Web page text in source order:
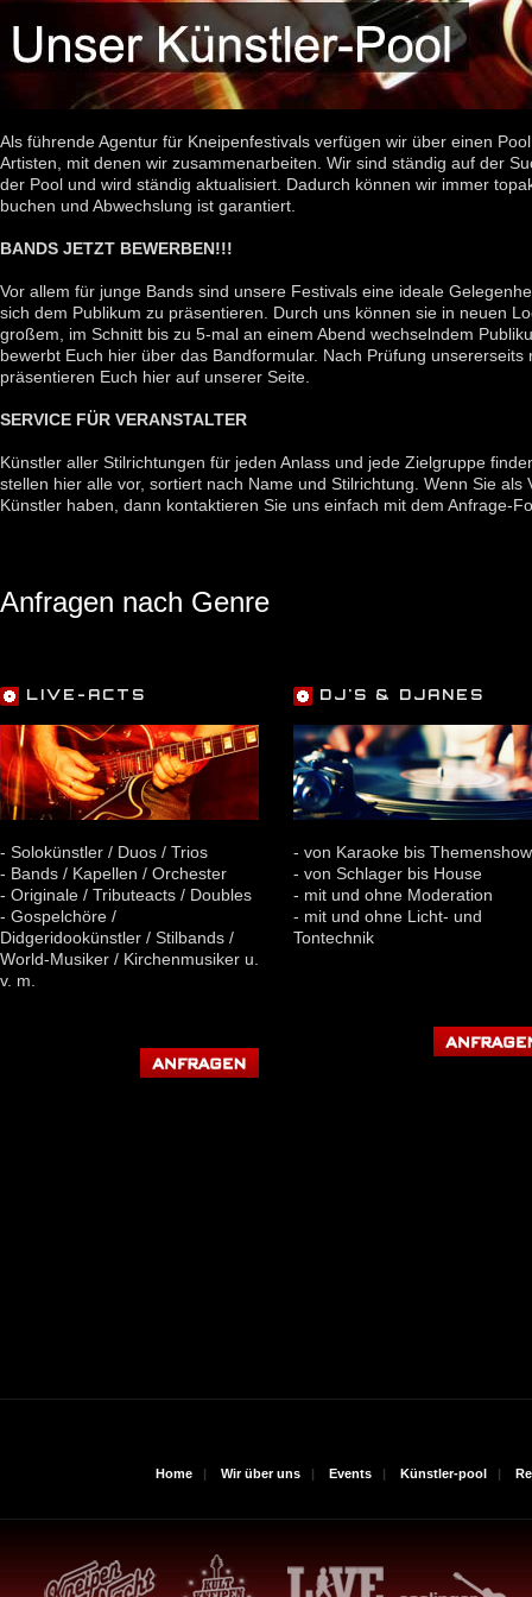
Als führende Agentur für Kneipenfestivals verfügen wir über einen
Artisten, mit denen wir zusammenarbeiten. Wir sind ständig auf der
der Pool und wird ständig aktualisiert. Dadurch können wir immer
buchen und Abwechslung ist garantiert.
BANDS JETZT BEWERBEN!!!
Vor allem für junge Bands sind unsere Festivals eine ideale
sich dem Publikum zu präsentieren. Durch uns können sie in neuen
großem, im Schnitt bis zu 5-mal an einem Abend wechselndem
bewerbt Euch hier über das Bandformular. Nach Prüfung
präsentieren Euch hier auf unserer Seite.
SERVICE FÜR VERANSTALTER
Künstler aller Stilrichtungen für jeden Anlass und jede Zielgruppe
stellen hier alle vor, sortiert nach Name und Stilrichtung. Wenn Sie
Künstler haben, dann kontaktieren Sie uns einfach mit dem Anfrage-
Anfragen nach Genre
LIVE-ACTS
- Solokünstler / Duos / Trios
- Bands / Kapellen / Orchester
- Originale / Tributeacts / Doubles
- Gospelchöre /
Didgeridookünstler / Stilbands /
World-Musiker / Kirchenmusiker u.
v. m.
DJ'S & DJANES
- von Karaoke bis
- von Schlager bis House
- mit und ohne Moderation
- mit und ohne Licht- und
Tontechnik
Home| Wir über uns| Events| Künstler-pool|